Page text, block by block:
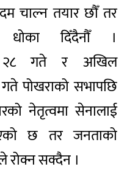
चाल्न तयार छौँ तर
धोका दिँदैनौँ ।
२८ गते र अखिल
पोखराको सभापछि
नेतृत्वमा सेनालाई
छ तर जनताको
रोक्न सक्दैन ।